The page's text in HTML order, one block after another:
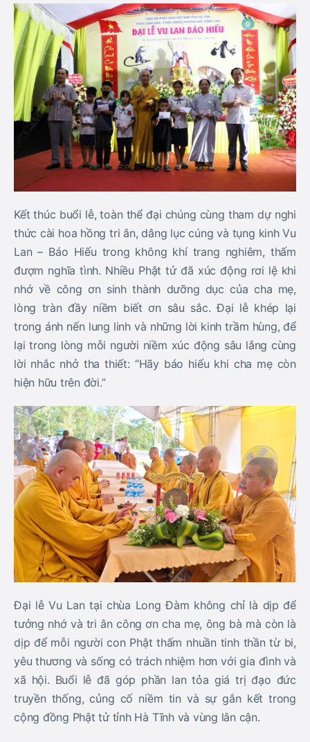
Kết thúc buổi lễ, toàn thể đại chúng cùng tham dự nghi
thức cài hoa hồng tri ân, dâng lục cúng và tụng kinh Vu
Lan – Báo Hiếu trong không khí trang nghiêm, thấm
đượm nghĩa tình. Nhiều Phật tử đã xúc động rơi lệ khi
nhớ về công ơn sinh thành dưỡng dục của cha mẹ,
lòng tràn đầy niềm biết ơn sâu sắc. Đại lễ khép lại
trong ánh nến lung linh và những lời kinh trầm hùng, để
lại trong lòng mỗi người niềm xúc động sâu lắng cùng
lời nhắc nhở tha thiết: “Hãy báo hiếu khi cha mẹ còn
hiện hữu trên đời.”
Đại lễ Vu Lan tại chùa Long Đàm không chỉ là dịp để
tưởng nhớ và tri ân công ơn cha mẹ, ông bà mà còn là
dịp để mỗi người con Phật thấm nhuần tinh thần từ bi,
yêu thương và sống có trách nhiệm hơn với gia đình và
xã hội. Buổi lễ đã góp phần lan tỏa giá trị đạo đức
truyền thống, củng cố niềm tin và sự gắn kết trong
cộng đồng Phật tử tỉnh Hà Tĩnh và vùng lân cận.